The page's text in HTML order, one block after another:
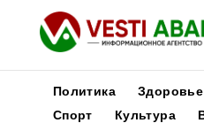
Политика Здоровье
Спорт
Культура